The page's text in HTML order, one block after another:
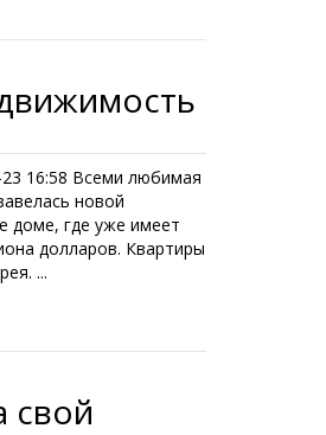
16:58 Всеми любимая
новой
доме, где уже имеет
долларов. Квартиры
...
свой